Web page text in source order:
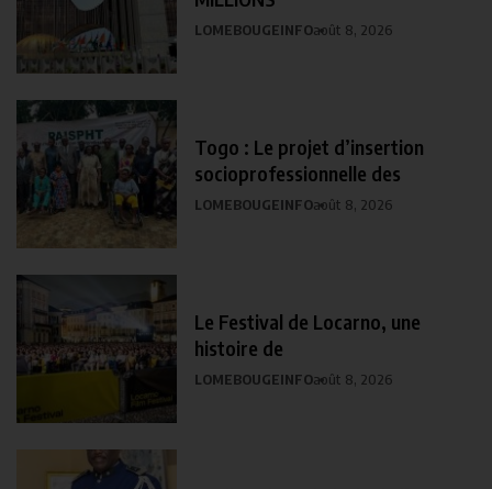
LOMEBOUGEINFOaoût 8, 2026
Togo : Le projet d’insertion
socioprofessionnelle des
LOMEBOUGEINFOaoût 8, 2026
Le Festival de Locarno, une
histoire de
LOMEBOUGEINFOaoût 8, 2026